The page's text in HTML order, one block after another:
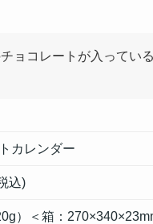
ョコレートが入ってい
カレンダー
込)
）＜箱：